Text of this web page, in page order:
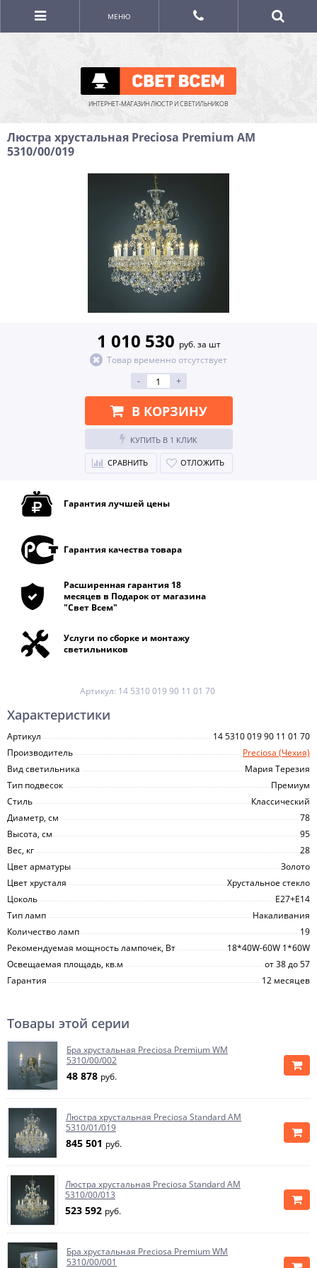
ИНТЕРНЕТ-МАГАЗИН ЛЮСТР И СВЕТИЛЬНИКОВ
МЕНЮ
Люстра хрустальная Preciosa Premium AM
5310/00/019
1 010 530 руб. за шт
Товар временно отсутствует
-
+
В КОРЗИНУ
КУПИТЬ В 1 КЛИК
СРАВНИТЬ ОТЛОЖИТЬ
Гарантия лучшей цены
Гарантия качества товара
Расширенная гарантия 18
месяцев в Подарок от магазина
"Свет Всем"
Услуги по сборке и монтажу
светильников
Артикул: 14 5310 019 90 11 01 70
Характеристики
Артикул
14 5310 019 90 11 01 70
Производитель
Preciosa (Чехия)
Вид светильника
Мария Терезия
Тип подвесок
Премиум
Стиль
Классический
Диаметр, см
78
Высота, см
95
Вес, кг
28
Цвет арматуры
Золото
Цвет хрусталя
Хрустальное стекло
Цоколь
Е27+Е14
Тип ламп
Накаливания
Количество ламп
19
Рекомендуемая мощность лампочек, Вт
18*40W-60W 1*60W
Освещаемая площадь, кв.м
от 38 до 57
Гарантия
12 месяцев
Товары этой серии
Бра хрустальная Preciosa Premium WM
5310/00/002
48 878 руб.
Люстра хрустальная Preciosa Standard AM
5310/01/019
845 501 руб.
Люстра хрустальная Preciosa Standard AM
5310/00/013
523 592 руб.
Бра хрустальная Preciosa Premium WM
5310/00/001